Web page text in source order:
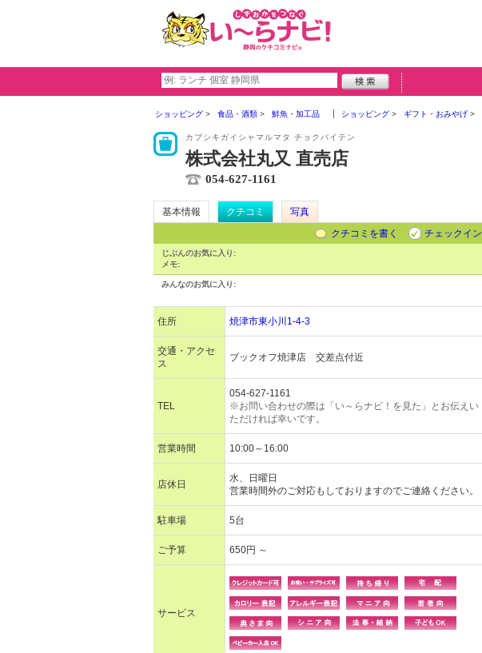
ショッピング 食品・酒類 鮮魚・加工品 ショッピング ギフト・おみやげ
カブシキガイシャマルマタ チョクバイテン
株式会社丸又 直売店
054-627-1161
基本情報 クチコミ
写真
クチコミを書く
チェックイン
じぶんのお気に入り:
メモ:
みんなのお気に入り:
住所 焼津市東小川1-4-3
交通・アクセ
ス
ブックオフ焼津店 交差点付近
TEL
054-627-1161
※お問い合わせの際は「い～らナビ！を見た」とお伝えい
ただければ幸いです。
営業時間 10:00～16:00
店休日
水、日曜日
営業時間外のご対応もしておりますのでご連絡ください。
駐車場 5台
ご予算 650円 ～
サービス